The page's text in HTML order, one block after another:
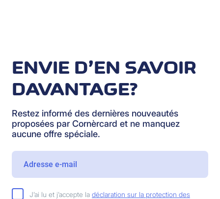
ENVIE D’EN SAVOIR
DAVANTAGE?
Restez informé des dernières nouveautés
proposées par Cornèrcard et ne manquez
aucune offre spéciale.
J’ai lu et j’accepte la déclaration sur la protection des